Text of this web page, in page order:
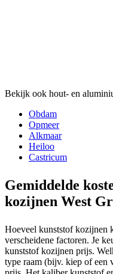
Bekijk ook hout- en
Obdam
Opmeer
Alkmaar
Heiloo
Castricum
Gemiddelde
kozijnen West
Hoeveel kunststof kozijnen
verscheidene factoren. Je
kunststof kozijnen prijs.
type raam (bijv. kiep of een